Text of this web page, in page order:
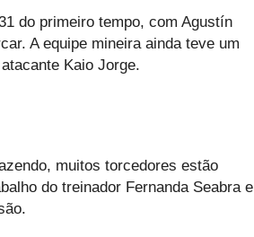
do primeiro tempo, com Agustín
A equipe mineira ainda teve um
Kaio Jorge.
muitos torcedores estão
do treinador Fernanda Seabra e